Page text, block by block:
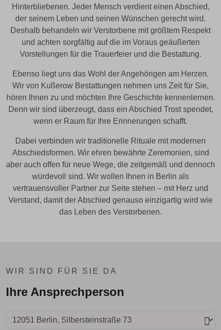
Hinterbliebenen. Jeder Mensch verdient einen Abschied,
der seinem Leben und seinen Wünschen gerecht wird.
Deshalb behandeln wir Verstorbene mit größtem Respekt
und achten sorgfältig auf die im Voraus geäußerten
Vorstellungen für die Trauerfeier und die Bestattung.
Ebenso liegt uns das Wohl der Angehörigen am Herzen.
Wir von Kußerow Bestattungen nehmen uns Zeit für Sie,
hören Ihnen zu und möchten Ihre Geschichte kennenlernen.
Denn wir sind überzeugt, dass ein Abschied Trost spendet,
wenn er Raum für Ihre Erinnerungen schafft.
Dabei verbinden wir traditionelle Rituale mit modernen
Abschiedsformen. Wir ehren bewährte Zeremonien, sind
aber auch offen für neue Wege, die zeitgemäß und dennoch
würdevoll sind. Wir wollen Ihnen in Berlin als
vertrauensvoller Partner zur Seite stehen – mit Herz und
Verstand, damit der Abschied genauso einzigartig wird wie
das Leben des Verstorbenen.
WIR SIND FÜR SIE DA
Ihre Ansprechperson